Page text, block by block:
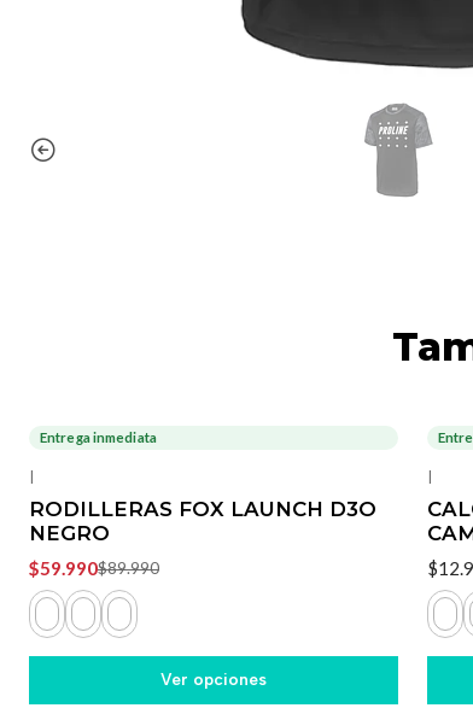
-33%
Entrega inmediata
|
RODILLERAS FOX LAUNCH D3O
NEGRO
$59.990$89.990
Ver opciones
|